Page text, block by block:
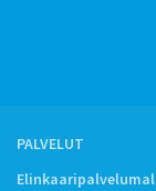
PALVELUT